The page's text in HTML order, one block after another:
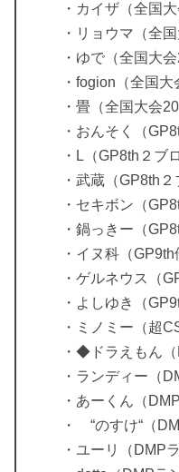
・カイザ（全国
・リョウマ（全
・ゆで（全国大
・fogion（全国大
・畳（全国大会
・おんそく（
・L（GP8th２ブ
・武蔵（GP8th２
・セキボン（
・鍋っきー（
・イヌ科（GP9th
・ゲルネウス（
・よしゆき（
・ミノミー（超
・◆ドラえもん（
・ランディー（
・あーくん（
・ “のすけ“（
・ユーリ（DMP